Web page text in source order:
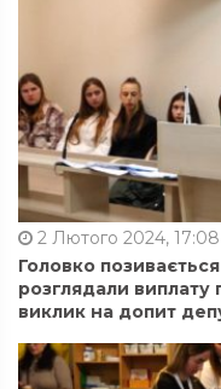
2 Лютого 2024, 17:08
Головко
розглядали виплату
виклик на допит